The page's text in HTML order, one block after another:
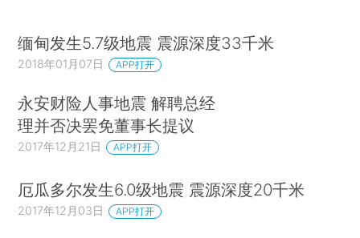
缅甸发生5.7级地震 震源深度33千米
2018年01月07日 APP打开
永安财险人事地震 解聘总经
理并否决罢免董事长提议
2017年12月21日 APP打开
厄瓜多尔发生6.0级地震 震源深度20千米
2017年12月03日 APP打开